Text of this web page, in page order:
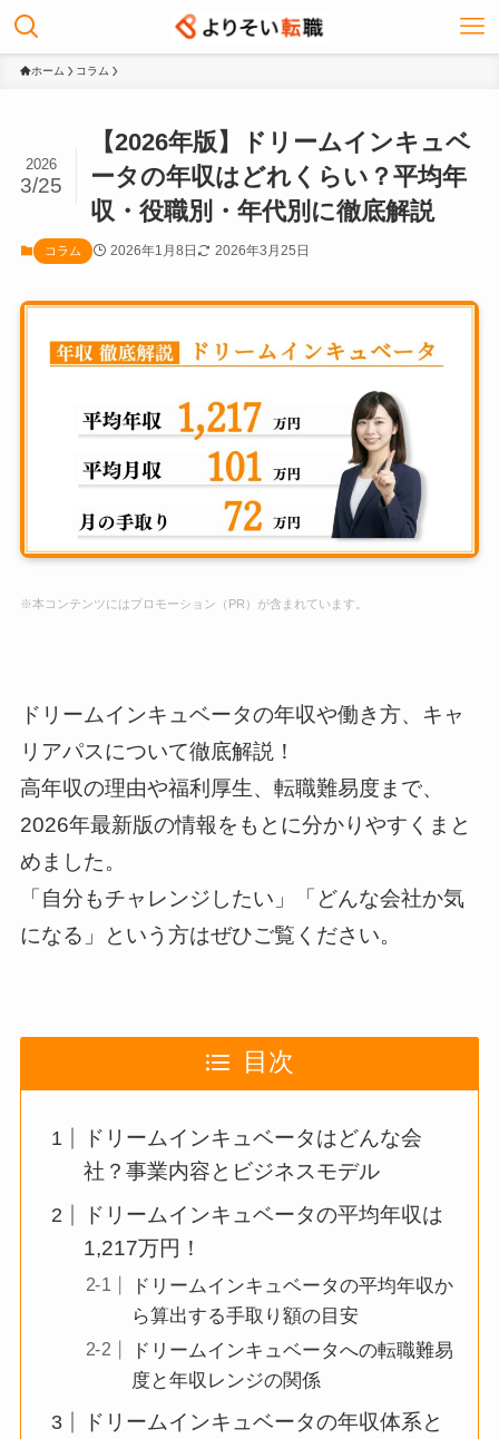
ホーム コラム
【2026年版】ドリームインキュベ
ータの年収はどれくらい？平均年
収・役職別・年代別に徹底解説
2026
3/25
コラム 2026年1月8日 2026年3月25日
※本コンテンツにはプロモーション（PR）が含まれています。
ドリームインキュベータの年収や働き方、キャ
リアパスについて徹底解説！
高年収の理由や福利厚生、転職難易度まで、
2026年最新版の情報をもとに分かりやすくまと
めました。
「自分もチャレンジしたい」「どんな会社か気
になる」という方はぜひご覧ください。
目次
ドリームインキュベータはどんな会
社？事業内容とビジネスモデル
ドリームインキュベータの平均年収は
1,217万円！
ドリームインキュベータの平均年収か
ら算出する手取り額の目安
ドリームインキュベータへの転職難易
度と年収レンジの関係
ドリームインキュベータの年収体系と